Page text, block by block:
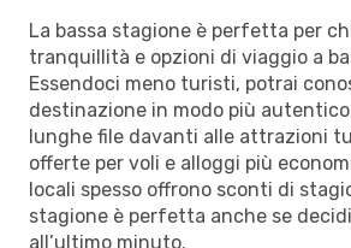
La bassa stagione è perfetta per
tranquillità e opzioni di viaggio a
Essendoci meno turisti, potrai
destinazione in modo più
lunghe file davanti alle attrazioni
offerte per voli e alloggi più
locali spesso offrono sconti di
stagione è perfetta anche se
all’ultimo minuto.